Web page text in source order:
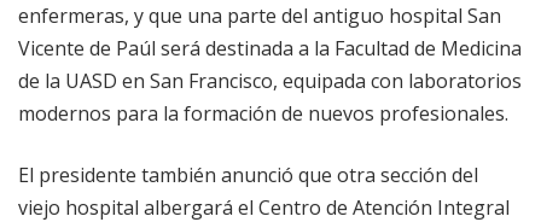
enfermeras, y que una parte del antiguo hospital San
Vicente de Paúl será destinada a la Facultad de Medicina
de la UASD en San Francisco, equipada con laboratorios
modernos para la formación de nuevos profesionales.
El presidente también anunció que otra sección del
viejo hospital albergará el Centro de Atención Integral